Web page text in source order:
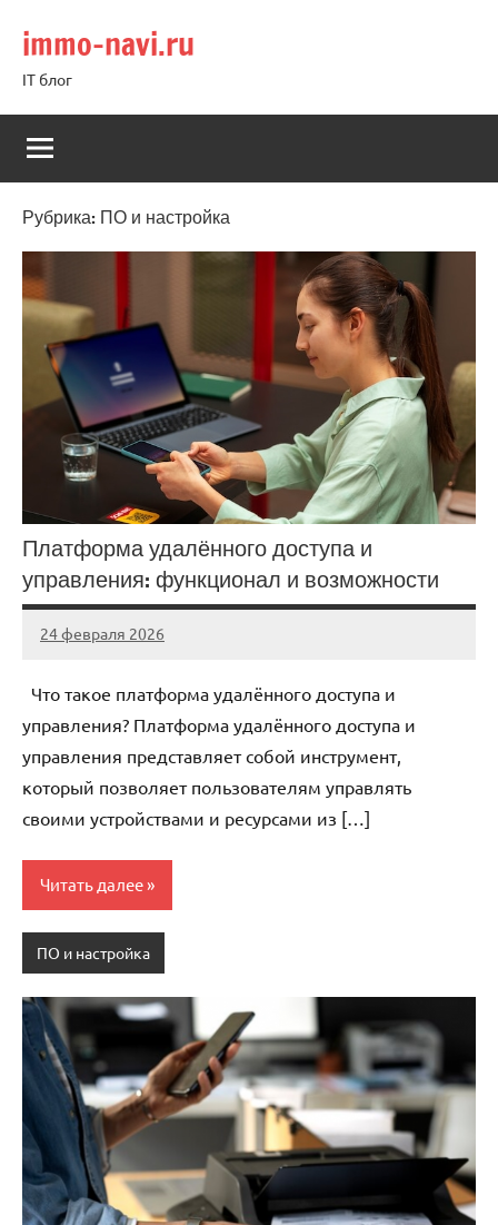
содержимому
immo-navi.ru
IT блог
Рубрика: ПО и настройка
Платформа удалённого доступа и
управления: функционал и возможности
24 февраля 2026
Avtor
Нет
Что такое платформа удалённого доступа и
управления? Платформа удалённого доступа и
управления представляет собой инструмент,
который позволяет пользователям управлять
своими устройствами и ресурсами из […]
Читать далее
ПО и настройка